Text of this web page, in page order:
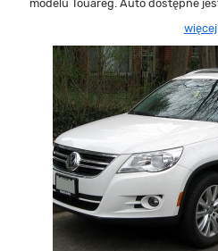
modelu Touareg. Auto dostępne
więcej